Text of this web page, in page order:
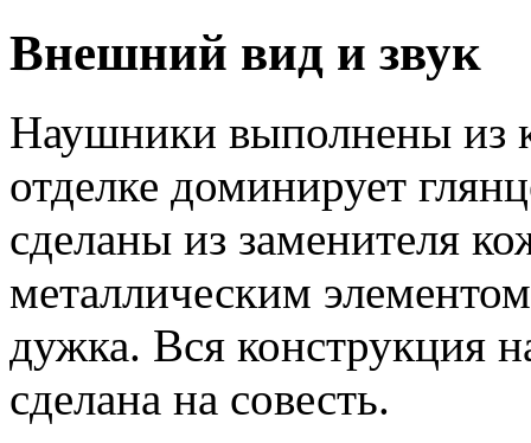
Внешний вид и звук
Наушники выполнены из
отделке доминирует
сделаны из заменителя
металлическим
дужка. Вся конструкция
сделана на совесть.